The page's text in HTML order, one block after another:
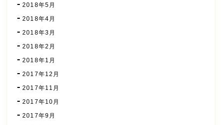
2018年5月
2018年4月
2018年3月
2018年2月
2018年1月
2017年12月
2017年11月
2017年10月
2017年9月